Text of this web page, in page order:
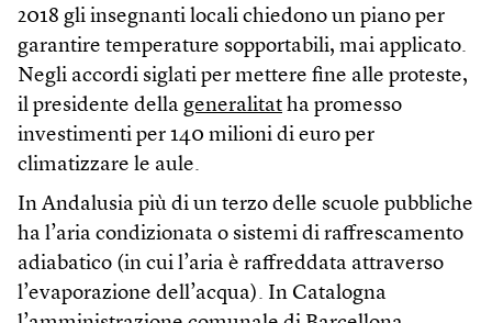
2018 gli insegnanti locali chiedono un piano per
garantire temperature sopportabili, mai applicato.
Negli accordi siglati per mettere fine alle proteste,
il presidente della generalitat ha promesso
investimenti per 140 milioni di euro per
climatizzare le aule.
In Andalusia più di un terzo delle scuole pubbliche
ha l’aria condizionata o sistemi di raffrescamento
adiabatico (in cui l’aria è raffreddata attraverso
l’evaporazione dell’acqua). In Catalogna